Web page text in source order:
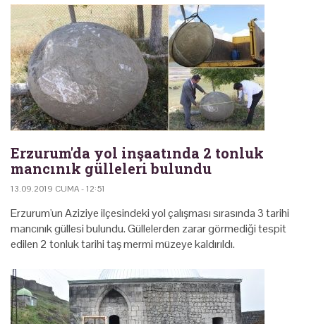
Erzurum'da yol inşaatında 2 tonluk
mancınık gülleleri bulundu
13.09.2019 CUMA - 12:51
Erzurum'un Aziziye ilçesindeki yol çalışması sırasında 3 tarihi
mancınık güllesi bulundu. Güllelerden zarar görmediği tespit
edilen 2 tonluk tarihi taş mermi müzeye kaldırıldı.